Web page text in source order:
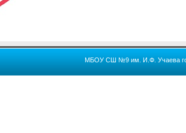
МБОУ СШ №9 им. И.Ф. Учаева